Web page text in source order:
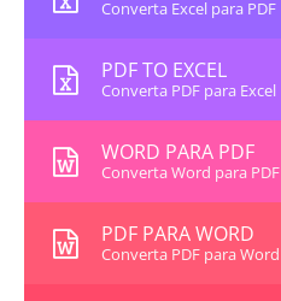
Converta Excel para PDF
PDF TO EXCEL
Converta PDF para Excel
WORD PARA PDF
Converta Word para PDF
PDF PARA WORD
Converta PDF para Word